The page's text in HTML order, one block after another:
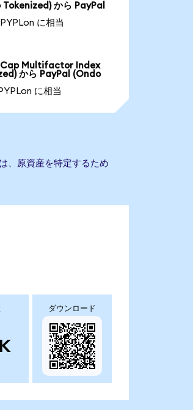
から PayPal
に相当
Cap Multifactor Index
から PayPal (Ondo
に相当
、原資産を特定するため
ダウンロード